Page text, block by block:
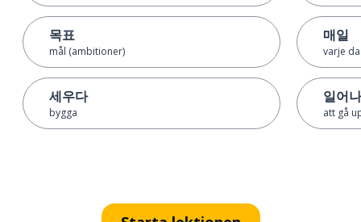
목표
mål (ambitioner)
세우다
bygga
매일
varje
일어
att gå